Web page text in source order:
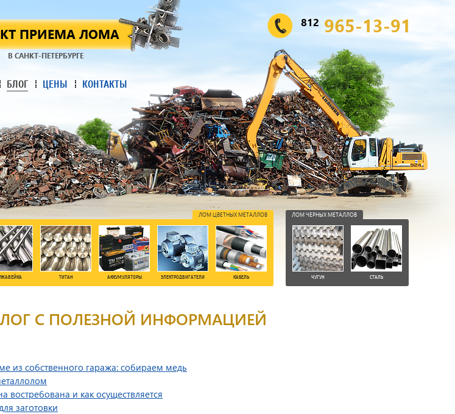
ПРИЕМА ЛОМА
В САНКТ-ПЕТЕРБУРГЕ
812 965-13-91
БЛОГ ЦЕНЫ КОНТАКТЫ
ЛОМ ЦВЕТНЫХ МЕТАЛЛОВ
ТИТАН АККУМУЛЯТОРЫ ЭЛЕКТРОДВИГАТЕЛИ КАБЕЛЬ
ЛОМ ЧЕРНЫХ МЕТАЛЛОВ
ЧУГУН СТАЛЬ
С ПОЛЕЗНОЙ ИНФОРМАЦИЕЙ
из собственного гаража: собираем медь
востребована и как осуществляется
заготовки